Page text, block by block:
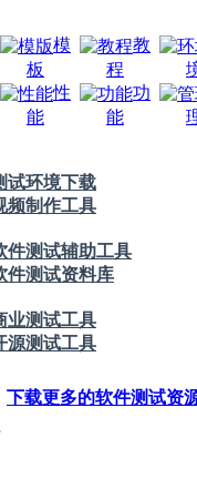
模
板
教
程
性
能
功
能
试环境下载
频制作工具
件测试辅助工具
件测试资料库
业测试工具
源测试工具
下载更多的软件测试资